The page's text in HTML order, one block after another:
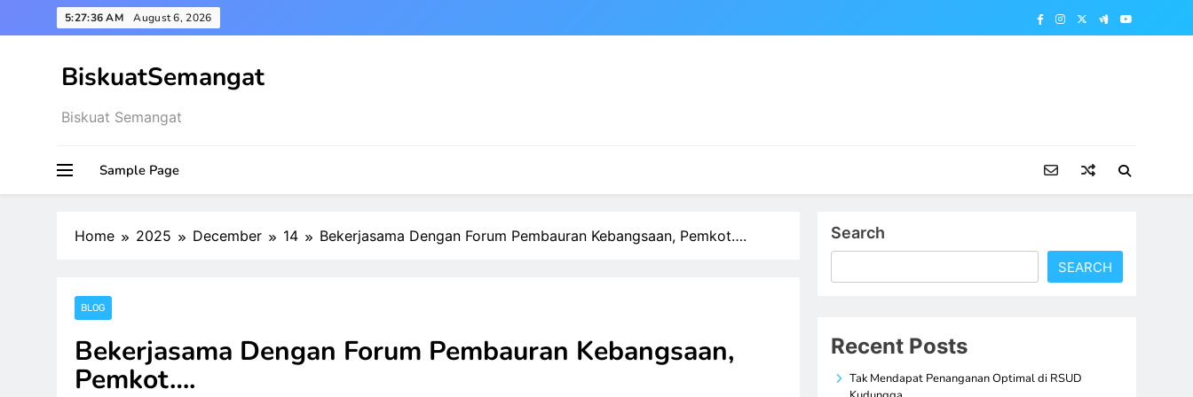
to
5:27:37 AM August 6, 2026
BiskuatSemangat
Biskuat Semangat
Sample Page
Home 2025 December 14 Bekerjasama Dengan Forum Pembauran Kebangsaan, Pemkot….
BLOG
Bekerjasama Dengan Forum Pembauran Kebangsaan,
Pemkot….
Search
SEARCH
Recent Posts
Tak Mendapat Penanganan Optimal di RSUD